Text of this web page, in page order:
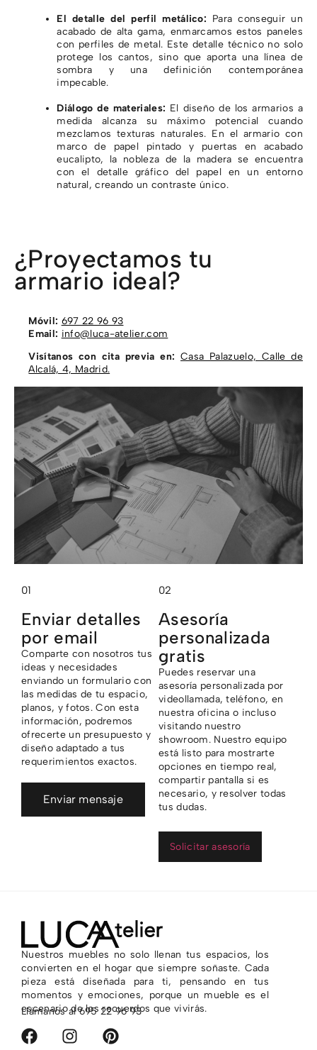
El detalle del perfil metálico: Para conseguir un
acabado de alta gama, enmarcamos estos paneles
con perfiles de metal. Este detalle técnico no solo
protege los cantos, sino que aporta una línea de
sombra y una definición contemporánea
impecable.
Diálogo de materiales: El diseño de los armarios a
medida alcanza su máximo potencial cuando
mezclamos texturas naturales. En el armario con
marco de papel pintado y puertas en acabado
eucalipto, la nobleza de la madera se encuentra
con el detalle gráfico del papel en un entorno
natural, creando un contraste único.
¿Proyectamos tu
armario ideal?
Móvil: 697 22 96 93
Email: info@luca-atelier.com
Visítanos con cita previa en: Casa Palazuelo, Calle de
Alcalá, 4, Madrid.
01
Enviar detalles
por email
Comparte con nosotros tus
ideas y necesidades
enviando un formulario con
las medidas de tu espacio,
planos, y fotos. Con esta
información, podremos
ofrecerte un presupuesto y
diseño adaptado a tus
requerimientos exactos.
Enviar mensaje
02
Asesoría
personalizada
gratis
Puedes reservar una
asesoría personalizada por
videollamada, teléfono, en
nuestra oficina o incluso
visitando nuestro
showroom. Nuestro equipo
está listo para mostrarte
opciones en tiempo real,
compartir pantalla si es
necesario, y resolver todas
tus dudas.
Solicitar asesoría
Nuestros muebles no solo llenan tus espacios, los
convierten en el hogar que siempre soñaste. Cada
pieza está diseñada para ti, pensando en tus
momentos y emociones, porque un mueble es el
escenario de los recuerdos que vivirás.
Llámanos al695 22 96 93